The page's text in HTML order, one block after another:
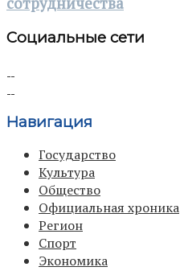
Социальные сети
Навигация
Государство
Культура
Общество
Официальная хроника
Регион
Спорт
Экономика